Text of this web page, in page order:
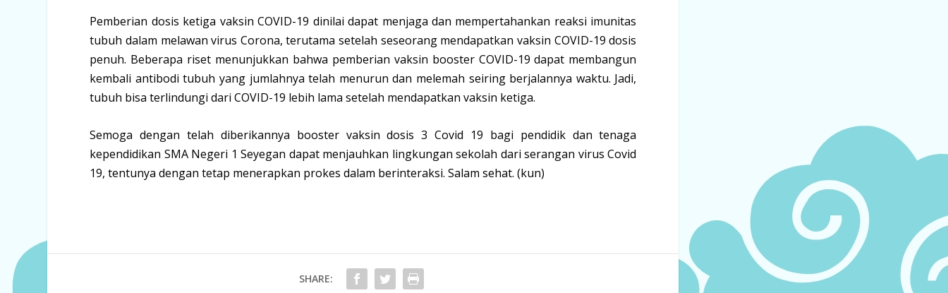
Pemberian dosis ketiga vaksin COVID-19 dinilai dapat menjaga dan mempertahankan reaksi imunitas
tubuh dalam melawan virus Corona, terutama setelah seseorang mendapatkan vaksin COVID-19 dosis
penuh. Beberapa riset menunjukkan bahwa pemberian vaksin booster COVID-19 dapat membangun
kembali antibodi tubuh yang jumlahnya telah menurun dan melemah seiring berjalannya waktu. Jadi,
tubuh bisa terlindungi dari COVID-19 lebih lama setelah mendapatkan vaksin ketiga.
Semoga dengan telah diberikannya booster vaksin dosis 3 Covid 19 bagi pendidik dan tenaga
kependidikan SMA Negeri 1 Seyegan dapat menjauhkan lingkungan sekolah dari serangan virus Covid
19, tentunya dengan tetap menerapkan prokes dalam berinteraksi. Salam sehat. (kun)
SHARE: